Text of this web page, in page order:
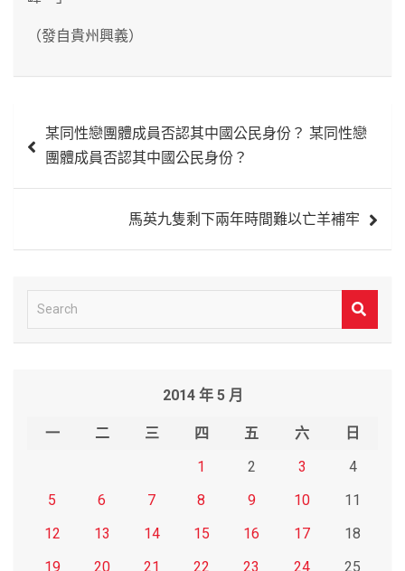
（發自貴州興義）
章
某同性戀團體成員否認其中國公民身份？ 某同性戀
團體成員否認其中國公民身份？
馬英九隻剩下兩年時間難以亡羊補牢
e
2014 年 5 月
一 二 三 四 五 六
日
1
2 3
4
5
6 7 8 9 10
11
12
13 14 15 16 17
18
19
20 21 22 23 24
25